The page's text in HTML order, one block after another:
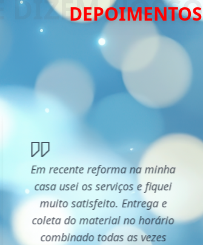
DEPOIMENTOS
Em recente reforma na minha
casa usei os serviços e fiquei
muito satisfeito. Entrega e
coleta do material no horário
combinado todas as vezes